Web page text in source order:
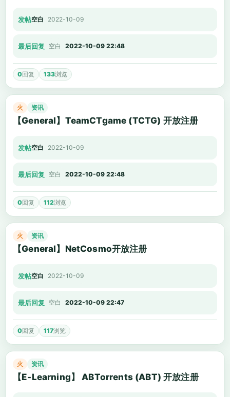
发帖空白 2022-10-09
最后回复 空白 2022-10-09 22:48
0回复 133浏览
火 资讯
【General】TeamCTgame (TCTG) 开放注册
发帖空白 2022-10-09
最后回复 空白 2022-10-09 22:48
0回复 112浏览
火 资讯
【General】NetCosmo开放注册
发帖空白 2022-10-09
最后回复 空白 2022-10-09 22:47
0回复 117浏览
火 资讯
【E-Learning】 ABTorrents (ABT) 开放注册